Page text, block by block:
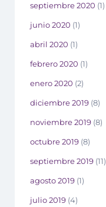
septiembre 2020 (1)
junio 2020 (1)
abril 2020 (1)
febrero 2020 (1)
enero 2020 (2)
diciembre 2019 (8)
noviembre 2019 (8)
octubre 2019 (8)
septiembre 2019 (11)
agosto 2019 (1)
julio 2019 (4)